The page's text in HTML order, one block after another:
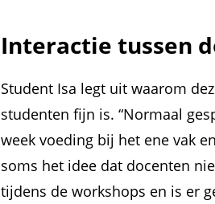
Interactie tussen
Student Isa legt uit waarom
studenten fijn is. “Normaal
week voeding bij het ene vak
soms het idee dat docenten
tijdens de workshops en is er